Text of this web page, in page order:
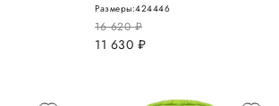
16 620руб.
11 630 руб.
Размеры:424446